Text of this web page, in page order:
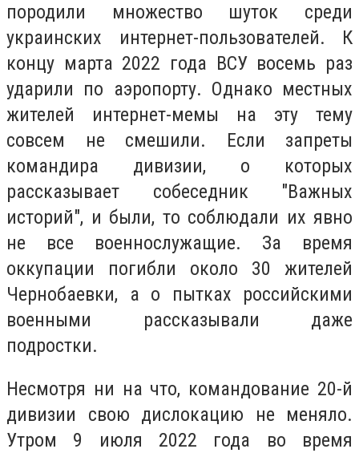
породили множество шуток среди
украинских интернет-пользователей. К
концу марта 2022 года ВСУ восемь раз
ударили по аэропорту. Однако местных
жителей интернет-мемы на эту тему
совсем не смешили. Если запреты
командира дивизии, о которых
рассказывает собеседник "Важных
историй", и были, то соблюдали их явно
не все военнослужащие. За время
оккупации погибли около 30 жителей
Чернобаевки, а о пытках российскими
военными рассказывали даже
подростки.
Несмотря ни на что, командование 20-й
дивизии свою дислокацию не меняло.
Утром 9 июля 2022 года во время